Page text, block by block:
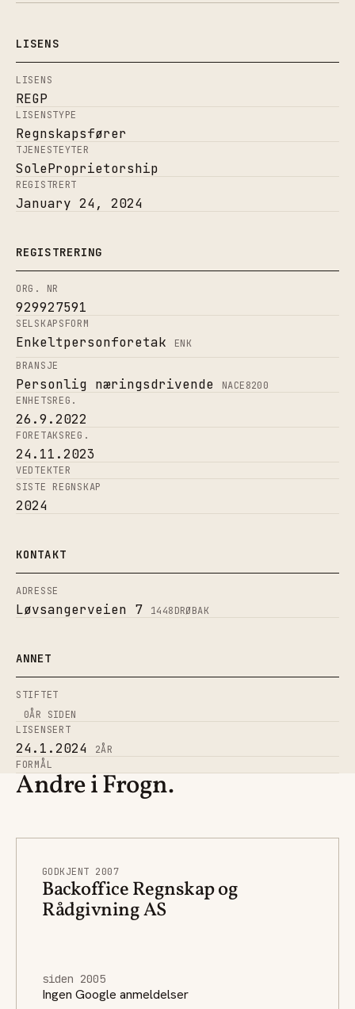
LISENS
LISENS
REGP
LISENSTYPE
Regnskapsfører
TJENESTEYTER
SoleProprietorship
REGISTRERT
January 24, 2024
REGISTRERING
ORG. NR
929927591
SELSKAPSFORM
Enkeltpersonforetak
ENK
BRANSJE
Personlig næringsdrivende NACE8200
ENHETSREG.
26.9.2022
FORETAKSREG.
24.11.2023
VEDTEKTER
SISTE REGNSKAP
2024
KONTAKT
ADRESSE
Løvsangerveien 7 1448DRØBAK
ANNET
STIFTET
0ÅR SIDEN
LISENSERT
24.1.2024 2ÅR
FORMÅL
Andre i Frogn.
GODKJENT 2007
Backoffice Regnskap og
Rådgivning AS
siden 2005
Ingen Google anmeldelser